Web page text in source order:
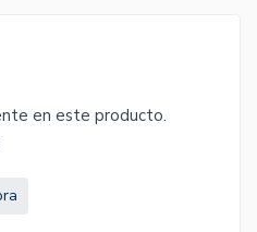
en este producto.